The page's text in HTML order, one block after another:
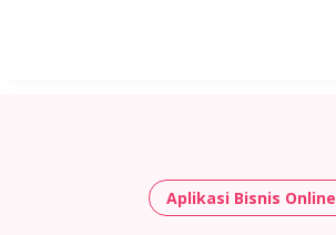
Aplikasi Bisnis Online